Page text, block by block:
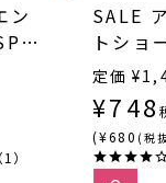
ン
）
SALE
トショ
534）
定価 ¥
¥748
(¥680 (税